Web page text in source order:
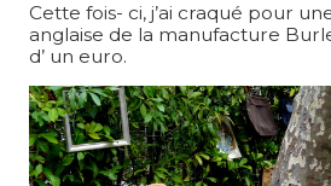
Cette fois- ci, j’ai craqué pour
anglaise de la manufacture
d’ un euro.